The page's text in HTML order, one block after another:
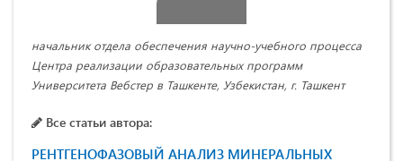
начальник отдела обеспечения научно-учебного процесса
Центра реализации образовательных программ
Университета Вебстер в Ташкенте, Узбекистан, г. Ташкент
Все статьи автора:
РЕНТГЕНОФАЗОВЫЙ АНАЛИЗ МИНЕРАЛЬНЫХ